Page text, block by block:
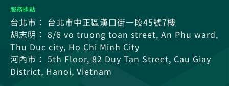
服務據點
台北市： 台北市中正區漢口街一段45號7樓
胡志明： 8/6 vo truong toan street, An Phu ward,
Thu Duc city, Ho Chi Minh City
河內市： 5th Floor, 82 Duy Tan Street, Cau Giay
District, Hanoi, Vietnam